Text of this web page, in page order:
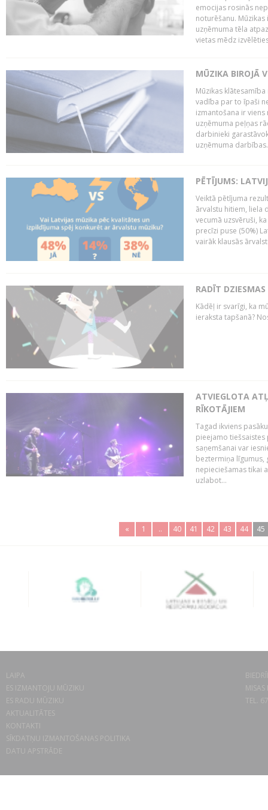
emocijas rosinās
noturēšanu.
uzņēmuma tēla
vietas mēdz
MŪZIKA BIROJĀ
Mūzikas
vadība par to īpaši
izmantošana ir
uzņēmuma peļņas
darbinieki
uzņēmuma
PĒTĪJUMS:
Veiktā pētījuma
ārvalstu hitiem, liela
vecumā uzsvēruši,
precīzi puse (50%)
vairāk klausās
RADĪT
Kādēļ ir svarīgi, ka
ieraksta tapšanā?
ATVIEGLOTA
RĪKOTĀJIEM
Tagad ikviens
pieejamo tiešsaistes
saņemšanai var
beztermiņa līgumus,
nepieciešamas tikai
uzlabot...
« 1 .. 40 41 42 43 44 45
LAIPA
ES IZMANTOJU MŪZIKU
ES RADU MŪZIKU
AKTUALITĀTES
KONTAKTI
SĪKDATŅU IZMANTOŠANAS POLITIKA
DATU APSTRĀDE
TEL.